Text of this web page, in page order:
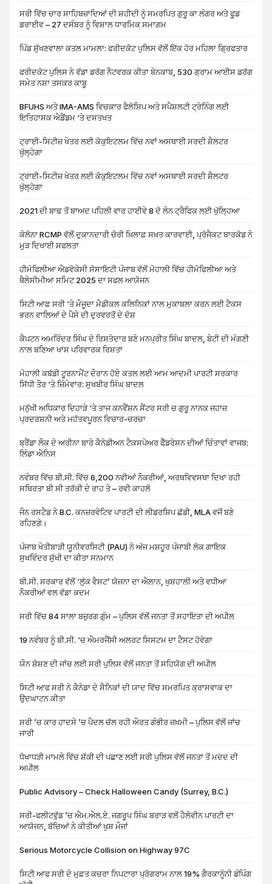
ਸਰੀ ਵਿੱਚ ਚਾਰ ਸਾਹਿਬਜ਼ਾਦਿਆਂ ਦੀ ਸ਼ਹੀਦੀ ਨੂੰ ਸਮਰਪਿਤ ਗੁਰੂ ਕਾ ਲੰਗਰ ਅਤੇ ਫੂਡ
ਡਰਾਈਵ – 27 ਦਸੰਬਰ ਨੂੰ ਵਿਸ਼ਾਲ ਧਾਰਮਿਕ ਸਮਾਗਮ
ਪਿੰਡ ਸੁੱਖਣਵਾਲਾ ਕਤਲ ਮਾਮਲਾ: ਫਰੀਦਕੋਟ ਪੁਲਿਸ ਵੱਲੋਂ ਇੱਕ ਹੋਰ ਮਹਿਲਾ ਗ੍ਰਿਫਤਾਰ
ਫਰੀਦਕੋਟ ਪੁਲਿਸ ਨੇ ਵੱਡਾ ਡਰੱਗ ਨੈਟਵਰਕ ਕੀਤਾ ਬੇਨਕਾਬ, 530 ਗ੍ਰਾਮ ਆਈਸ ਡਰੱਗ
ਸਮੇਤ ਨਸ਼ਾ ਤਸਕਰ ਕਾਬੂ
BFUHS ਅਤੇ IMA-AMS ਵਿਚਕਾਰ ਫੈਲੋਸ਼ਿਪ ਅਤੇ ਸਪੈਸ਼ਲਟੀ ਟ੍ਰੇਨਿੰਗ ਲਈ
ਇਤਿਹਾਸਕ ਐਡੈਂਡਮ ‘ਤੇ ਦਸਤਖਤ
ਟ੍ਰਾਈ-ਸਿਟੀਜ਼ ਖੇਤਰ ਲਈ ਕੋਕੁਇਟਲਮ ਵਿੱਚ ਨਵਾਂ ਅਸਥਾਈ ਸਰਦੀ ਸ਼ੈਲਟਰ
ਖੁੱਲ੍ਹੇਗਾ
ਟ੍ਰਾਈ-ਸਿਟੀਜ਼ ਖੇਤਰ ਲਈ ਕੋਕੁਇਟਲਮ ਵਿੱਚ ਨਵਾਂ ਅਸਥਾਈ ਸਰਦੀ ਸ਼ੈਲਟਰ
ਖੁੱਲ੍ਹੇਗਾ
2021 ਦੀ ਬਾਢ਼ ਤੋਂ ਬਾਅਦ ਪਹਿਲੀ ਵਾਰ ਹਾਈਵੇ 8 ਦੋ ਲੇਨ ਟ੍ਰੈਫਿਕ ਲਈ ਖੁੱਲ੍ਹਿਆ
ਕੇਲੋਨਾ RCMP ਵੱਲੋਂ ਦੁਕਾਨਦਾਰੀ ਚੋਰੀ ਖ਼ਿਲਾਫ਼ ਸਖ਼ਤ ਕਾਰਵਾਈ, ਪ੍ਰੋਜੈਕਟ ਬਾਰਕੋਡ ਨੇ
ਮੁੜ ਦਿਖਾਈ ਸਫਲਤਾ
ਹੀਮੋਫਿਲੀਆ ਐਡਵੋਕੇਸੀ ਸੋਸਾਇਟੀ ਪੰਜਾਬ ਵੱਲੋਂ ਮੋਹਾਲੀ ਵਿੱਚ ਹੀਮੋਫਿਲੀਆ ਅਤੇ
ਥੈਲੇਸੀਮੀਆ ਸਮਿਟ 2025 ਦਾ ਸਫਲ ਆਯੋਜਨ
ਸਿਟੀ ਆਫ਼ ਸਰੀ ‘ਤੇ ਮੌਜੂਦਾ ਮੈਡੀਕਲ ਕਲਿਨਿਕਾਂ ਨਾਲ ਮੁਕਾਬਲਾ ਕਰਨ ਲਈ ਟੈਕਸ
ਭਰਨ ਵਾਲਿਆਂ ਦੇ ਪੈਸੇ ਦੀ ਦੁਰਵਰਤੋਂ ਦੇ ਦੋਸ਼
ਕੈਪਟਨ ਅਮਰਿੰਦਰ ਸਿੰਘ ਦੇ ਰਿਸ਼ਤੇਦਾਰ ਬਣੇ ਮਨਪ੍ਰੀਤ ਸਿੰਘ ਬਾਦਲ, ਬੇਟੀ ਦੀ ਮੰਗਣੀ
ਨਾਲ ਬਣਿਆ ਖਾਸ ਪਰਿਵਾਰਕ ਰਿਸ਼ਤਾ
ਮੋਹਾਲੀ ਕਬੱਡੀ ਟੂਰਨਾਮੈਂਟ ਦੌਰਾਨ ਹੋਏ ਕਤਲ ਲਈ ਆਮ ਆਦਮੀ ਪਾਰਟੀ ਸਰਕਾਰ
ਸਿੱਧੀ ਤੌਰ ‘ਤੇ ਜ਼ਿੰਮੇਵਾਰ: ਸੁਖਬੀਰ ਸਿੰਘ ਬਾਦਲ
ਮਨੁੱਖੀ ਅਧਿਕਾਰ ਦਿਹਾੜੇ ‘ਤੇ ਤਾਜ ਕਨਵੈਂਸ਼ਨ ਸੈਂਟਰ ਸਰੀ ਚ ਗੁਰੂ ਨਾਨਕ ਜਹਾਜ਼
ਪ੍ਰਦਰਸ਼ਨੀ ਅਤੇ ਮਹੱਤਵਪੂਰਨ ਵਿਚਾਰ-ਚਰਚਾ
ਬ੍ਰੈਂਡਾ ਲੌਕ ਦੇ ਅਰੀਨਾ ਬਾਰੇ ਕੈਨੇਡੀਅਨ ਟੈਕਸਪੇਅਰ ਫੈੱਡਰੇਸ਼ਨ ਦੀਆਂ ਚਿੰਤਾਵਾਂ ਵਾਜਬ:
ਲਿੰਡਾ ਐਨਿਸ
ਨਵੰਬਰ ਵਿੱਚ ਬੀ.ਸੀ. ਵਿੱਚ 6,200 ਨਵੀਆਂ ਨੌਕਰੀਆਂ, ਅਰਥਵਿਵਸਥਾ ਦਿਖਾ ਰਹੀ
ਸਥਿਰਤਾ ਬੀ ਸੀ ਤਰੱਕੀ ਦੇ ਰਾਹ ਤੇ – ਰਵੀ ਕਾਹਲੋ
ਜੌਨ ਰਸਟੈਡ ਨੇ B.C. ਕਨਜ਼ਰਵੇਟਿਵ ਪਾਰਟੀ ਦੀ ਲੀਡਰਸ਼ਿਪ ਛੱਡੀ, MLA ਵਜੋਂ ਬਣੇ
ਰਹਿਣਗੇ।
ਪੰਜਾਬ ਖੇਤੀਬਾੜੀ ਯੂਨੀਵਰਸਿਟੀ (PAU) ਨੇ ਅੱਜ ਮਸ਼ਹੂਰ ਪੰਜਾਬੀ ਲੋਕ ਗਾਇਕ
ਸੁਖਵਿੰਦਰ ਸੁੱਖੀ ਦਾ ਕੀਤਾ ਸਨਮਾਨ
ਬੀ.ਸੀ. ਸਰਕਾਰ ਵੱਲੋਂ ‘ਲੁੱਕ ਵੈਸਟ’ ਯੋਜਨਾ ਦਾ ਐਲਾਨ, ਖੁਸ਼ਹਾਲੀ ਅਤੇ ਵਧੀਆ
ਨੌਕਰੀਆਂ ਵਲ ਵੱਡਾ ਕਦਮ
ਸਰੀ ਵਿੱਚ 84 ਸਾਲਾ ਬਜ਼ੁਰਗ ਗੁੰਮ – ਪੁਲਿਸ ਵੱਲੋਂ ਜਨਤਾ ਤੋਂ ਸਹਾਇਤਾ ਦੀ ਅਪੀਲ
19 ਨਵੰਬਰ ਨੂੰ ਬੀ.ਸੀ. ‘ਚ ਐਮਰਜੈਂਸੀ ਅਲਰਟ ਸਿਸਟਮ ਦਾ ਟੈਸਟ ਹੋਵੇਗਾ
ਯੌਨ ਸ਼ੋਸ਼ਣ ਦੀ ਜਾਂਚ ਲਈ ਸਰੀ ਪੁਲਿਸ ਵੱਲੋਂ ਜਨਤਾ ਤੋਂ ਸਹਿਯੋਗ ਦੀ ਅਪੀਲ
ਸਿਟੀ ਆਫ ਸਰੀ ਨੇ ਕੈਨੇਡਾ ਦੇ ਸੈਨਿਕਾਂ ਦੀ ਯਾਦ ਵਿੱਚ ਸਮਰਪਿਤ ਕ੍ਰਾਸਵਾਕ ਦਾ
ਉਦਘਾਟਨ ਕੀਤਾ
ਸਰੀ ’ਚ ਕਾਰ ਹਾਦਸੇ ’ਚ ਪੈਦਲ ਚੱਲ ਰਹੀ ਔਰਤ ਗੰਭੀਰ ਜ਼ਖ਼ਮੀ – ਪੁਲਿਸ ਵੱਲੋਂ ਜਾਂਚ
ਜਾਰੀ
ਧੋਖਾਧੜੀ ਮਾਮਲੇ ਵਿੱਚ ਸ਼ੱਕੀ ਦੀ ਪਛਾਣ ਲਈ ਸਰੀ ਪੁਲਿਸ ਵੱਲੋਂ ਜਨਤਾ ਤੋਂ ਮਦਦ ਦੀ
ਅਪੀਲ
Public Advisory – Check Halloween Candy (Surrey, B.C.)
ਸਰੀ-ਫਲੀਟਵੁੱਡ ’ਚ ਐਮ.ਐਲ.ਏ. ਜਗਰੂਪ ਸਿੰਘ ਬਰਾੜ ਵਲੋਂ ਹੈਲੋਵੀਨ ਪਾਰਟੀ ਦਾ
ਆਯੋਜਨ, ਬੱਚਿਆਂ ਨੇ ਕੀਤੀਆਂ ਖੁਸ਼ ਮੌਜਾਂ
Serious Motorcycle Collision on Highway 97C
ਸਿਟੀ ਆਫ ਸਰੀ ਦੇ ਮੁਫ਼ਤ ਕਚਰਾ ਨਿਪਟਾਰਾ ਪ੍ਰੋਗਰਾਮ ਨਾਲ 19% ਗੈਰਕਾਨੂੰਨੀ ਡੰਪਿੰਗ